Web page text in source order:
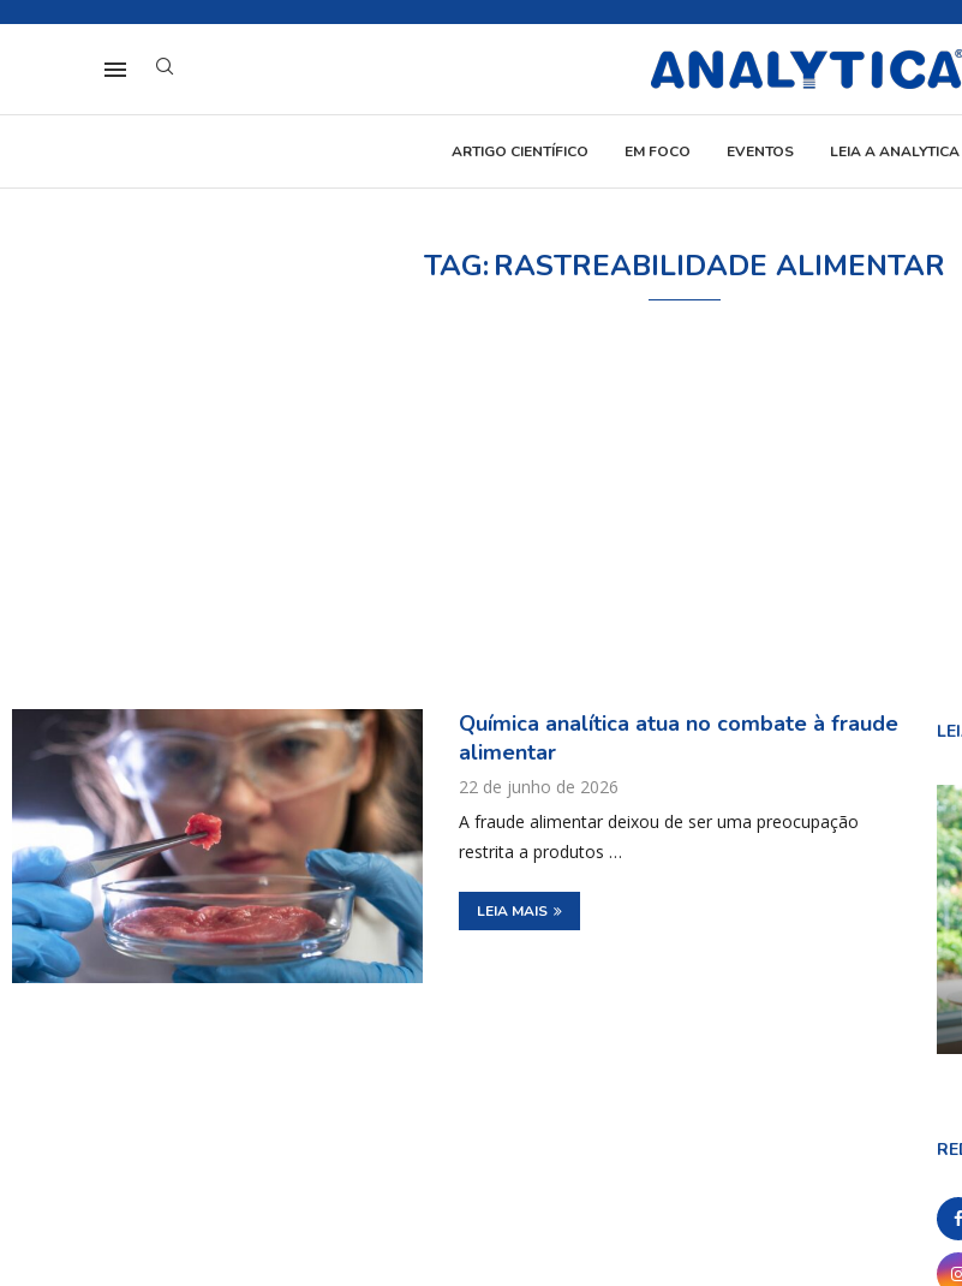
ARTIGO CIENTÍFICO EM FOCO EVENTOS LEIA A ANALYTICA
TAG: RASTREABILIDADE ALIMENTAR
Química analítica atua no combate à fraude
alimentar
22 de junho de 2026
A fraude alimentar deixou de ser uma preocupação
restrita a produtos …
LEIA MAIS